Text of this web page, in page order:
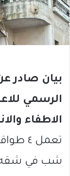
بيان صادر
الرسمي
الاطفاء
تعمل
شب في شقه